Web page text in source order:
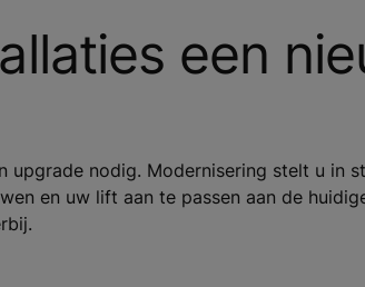
een
upgrade nodig. Modernisering stelt u in
en uw lift aan te passen aan de